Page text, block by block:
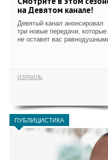
на Девятом канале!
Девятый канал анонсировал
три новые передачи, которые
не оставят вас
ИЗРАИЛЬ
ПУБЛИЦИСТИКА